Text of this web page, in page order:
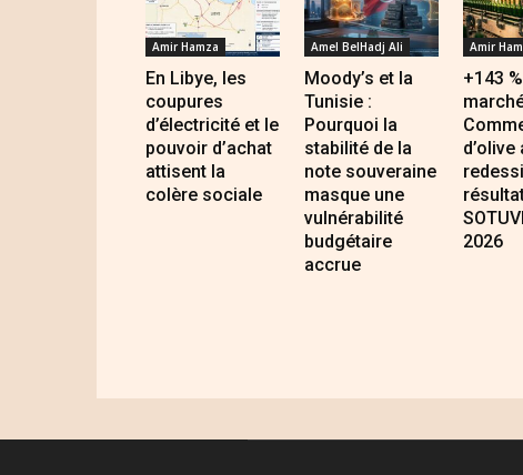
Amir Hamza
En Libye, les
coupures
d’électricité et le
pouvoir d’achat
attisent la
colère sociale
Amel BelHadj Ali
Moody’s et la
Tunisie :
Pourquoi la
stabilité de la
note souveraine
masque une
vulnérabilité
budgétaire
accrue
Amir
+143
d’olive
2026